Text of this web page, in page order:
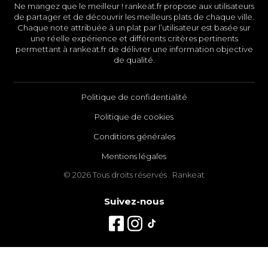
Ne mangez que le meilleur ! rankeat.fr propose aux utilisateurs
de partager et de découvrir les meilleurs plats de chaque ville.
Chaque note attribuée à un plat par l’utilisateur est basée sur
une réelle expérience et différents critères pertinents
permettant à rankeat.fr de délivrer une information objective
de qualité.
Politique de confidentialité
Politique de cookies
Conditions générales
Mentions légales
© 2026 Tous droits réservés . Rankeat
Suivez-nous